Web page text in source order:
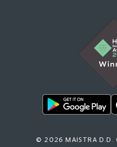
© 2026 MAISTRA D.D.